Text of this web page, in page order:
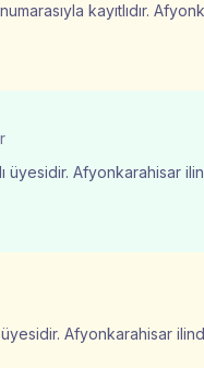
kayıtlıdır.
Afyonkarahisar
Afyonkarahisar